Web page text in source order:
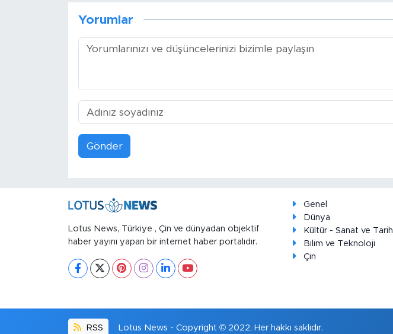
Yorumlar
Gönder
Lotus News, Türkiye , Çin ve dünyadan objektif
haber yayını yapan bir internet haber portalıdır.
Genel
Dünya
Kültür - Sanat ve Tarih
Bilim ve Teknoloji
Çin
RSS Lotus News - Copyright © 2022. Her hakkı saklıdır.